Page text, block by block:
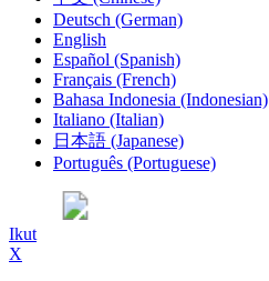
Deutsch (German)
English
Español (Spanish)
Français (French)
Bahasa Indonesia (Indonesian)
Italiano (Italian)
日本語 (Japanese)
Português (Portuguese)
Ikut
X